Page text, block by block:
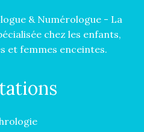
& Numérologue - La
chez les enfants,
et femmes enceintes.